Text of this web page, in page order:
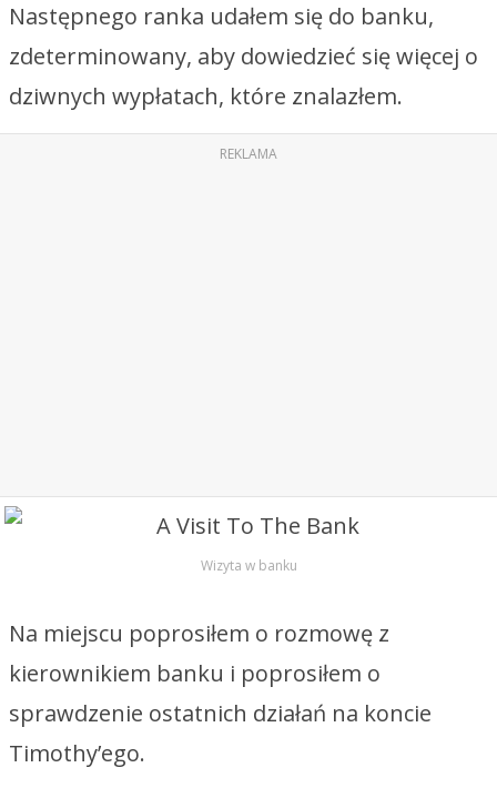
Następnego ranka udałem się do banku,
zdeterminowany, aby dowiedzieć się więcej o
dziwnych wypłatach, które znalazłem.
REKLAMA
Wizyta w banku
Na miejscu poprosiłem o rozmowę z
kierownikiem banku i poprosiłem o
sprawdzenie ostatnich działań na koncie
Timothy’ego.